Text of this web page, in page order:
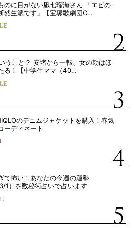
のに目がない凪七瑠海さん 「エビの
然生派です」【宝塚歌劇団O…
うこと？ 安堵から一転、女の勘はほ
る！【中学生ママ（40…
のデニムジャケットを購入！春気
ーディネート
て怖い！あなたの今週の運勢
1）を数秘術占いで占います